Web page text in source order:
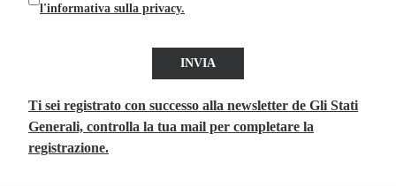
l'informativa sulla privacy.
INVIA
Ti sei registrato con successo alla newsletter de Gli Stati
Generali, controlla la tua mail per completare la
registrazione.